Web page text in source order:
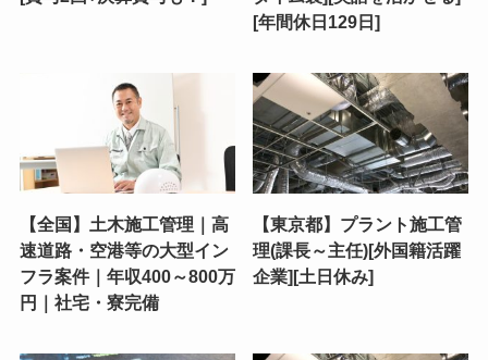
[年間休日129日]
【全国】土木施工管理｜高
速道路・空港等の大型イン
フラ案件｜年収400～800万
円｜社宅・寮完備
【東京都】プラント施工管
理(課長～主任)[外国籍活躍
企業][土日休み]